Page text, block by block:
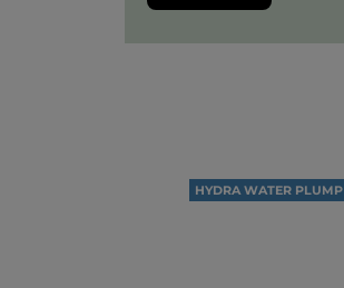
HYDRA WATER PLUMP